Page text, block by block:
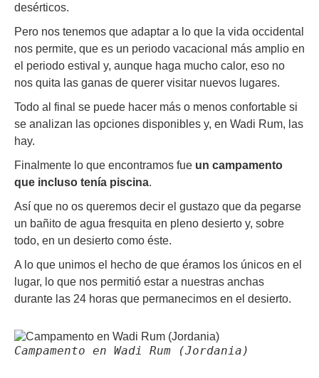
desérticos.
Pero nos tenemos que adaptar a lo que la vida occidental
nos permite, que es un periodo vacacional más amplio en
el periodo estival y, aunque haga mucho calor, eso no
nos quita las ganas de querer visitar nuevos lugares.
Todo al final se puede hacer más o menos confortable si
se analizan las opciones disponibles y, en Wadi Rum, las
hay.
Finalmente lo que encontramos fue un campamento
que incluso tenía piscina.
Así que no os queremos decir el gustazo que da pegarse
un bañito de agua fresquita en pleno desierto y, sobre
todo, en un desierto como éste.
A lo que unimos el hecho de que éramos los únicos en el
lugar, lo que nos permitió estar a nuestras anchas
durante las 24 horas que permanecimos en el desierto.
Campamento en Wadi Rum (Jordania)